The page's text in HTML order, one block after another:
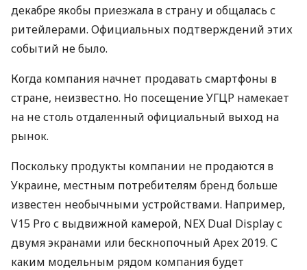
декабре якобы приезжала в страну и общалась с
ритейлерами. Официальных подтверждений этих
событий не было.
Когда компания начнет продавать смартфоны в
стране, неизвестно. Но посещениеУГЦР намекает
на не столь отдаленный официальный выход на
рынок.
Поскольку продукты компании не продаются в
Украине, местным потребителям бренд больше
известен необычными устройствами. Например,
V15 Pro с выдвижной камерой, NEX Dual Display с
двумя экранами или бескнопочный Apex 2019. С
каким модельным рядом компания будет